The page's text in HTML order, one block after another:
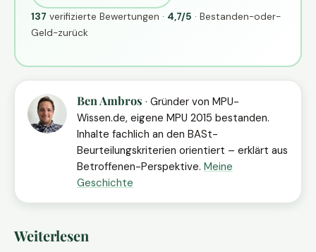
137 verifizierte Bewertungen · 4,7/5 · Bestanden-oder-
Geld-zurück
Ben Ambros · Gründer von MPU-
Wissen.de, eigene MPU 2015 bestanden.
Inhalte fachlich an den BASt-
Beurteilungskriterien orientiert – erklärt aus
Betroffenen-Perspektive. Meine
Geschichte
Weiterlesen